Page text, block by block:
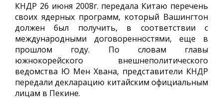
КНДР 26 июня 2008г. передала Китаю перечень
своих ядерных программ, который Вашингтон
должен был получить, в соответствии с
международными договоренностями, еще в
прошлом году. По словам главы
южнокорейского внешнеполитического
ведомства Ю Мен Хвана, представители КНДР
передали декларацию китайским официальным
лицам в Пекине.